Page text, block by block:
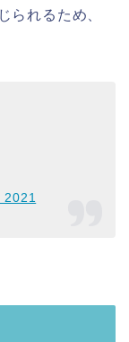
られるため、
2021